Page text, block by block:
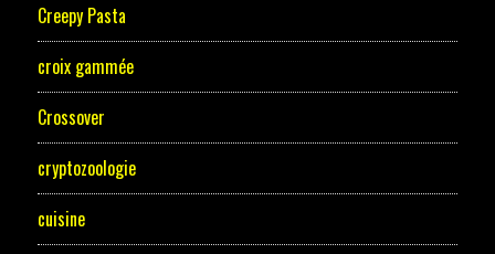
Creepy Pasta
croix gammée
Crossover
cryptozoologie
cuisine